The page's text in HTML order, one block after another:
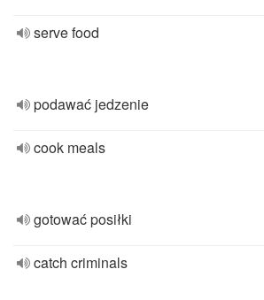
serve food
podawać jedzenie
cook meals
gotować posiłki
catch criminals